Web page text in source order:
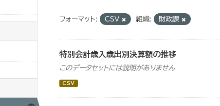
フォーマット: CSV 組織: 財政課
特別会計歳入歳出別決算額の推移
このデータセットには説明がありません
CSV